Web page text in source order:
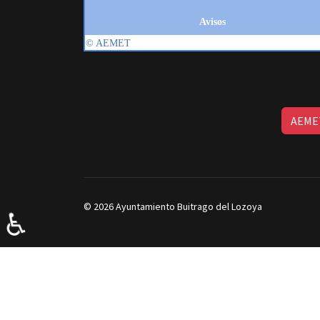
© 2026 Ayuntamiento Buitrago del Lozoya